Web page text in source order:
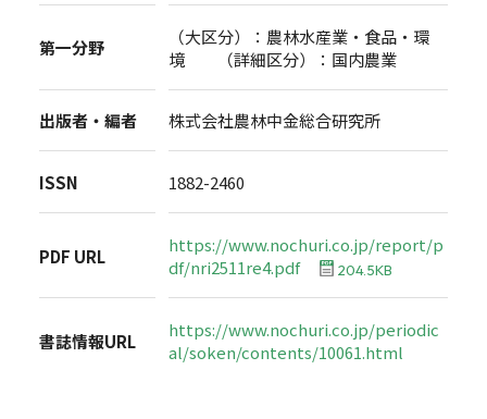
第一分野
（大区分）：農林水産業・食品・環
境 （詳細区分）：国内農業
出版者・編者 株式会社農林中金総合研究所
ISSN 1882-2460
PDF URL
https://www.nochuri.co.jp/report/p
df/nri2511re4.pdf
204.5KB
書誌情報URL
https://www.nochuri.co.jp/periodic
al/soken/contents/10061.html